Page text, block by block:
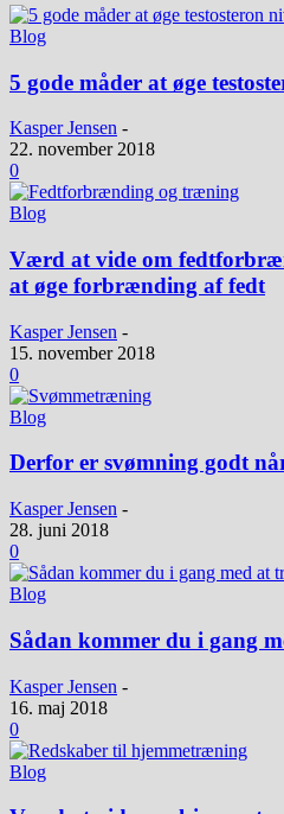
Blog
5 gode måder at øge
Kasper Jensen -
22. november 2018
0
Blog
Værd at vide om
at øge forbrænding af fedt
Kasper Jensen -
15. november 2018
0
Blog
Derfor er svømning godt
Kasper Jensen -
28. juni 2018
0
Blog
Sådan kommer du i gang
Kasper Jensen -
16. maj 2018
0
Blog